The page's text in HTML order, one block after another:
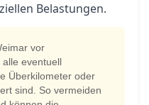
Belastungen.
vor
eventuell
Überkilometer oder
sind. So vermeiden